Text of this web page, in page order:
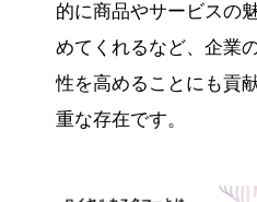
的に商品やサービスの
めてくれるなど、企業
性を高めることにも貢
重な存在です。